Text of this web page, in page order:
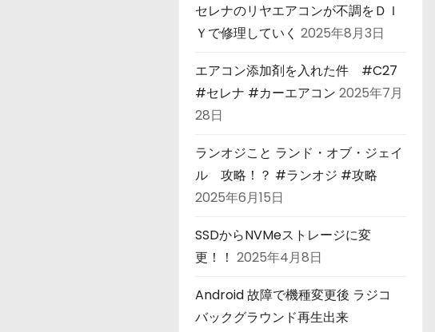
セレナのリヤエアコンが不調をＤＩ
Ｙで修理していく 2025年8月3日
エアコン添加剤を入れた件 #C27
#セレナ #カーエアコン 2025年7月
28日
ランオジこと ランド・オブ・ジェイ
ル 攻略！？ #ランオジ #攻略
2025年6月15日
SSDからNVMeストレージに変
更！！ 2025年4月8日
Android 故障で機種変更後 ラジコ
バックグラウンド再生出来